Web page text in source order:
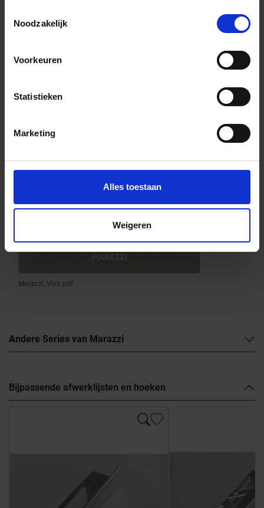
Noodzakelijk
Voorkeuren
Statistieken
Marketing
Alles toestaan
Weigeren
Marazzi_Vivo.pdf
Andere Series van Marazzi
Bijpassende afwerklijsten en hoeken